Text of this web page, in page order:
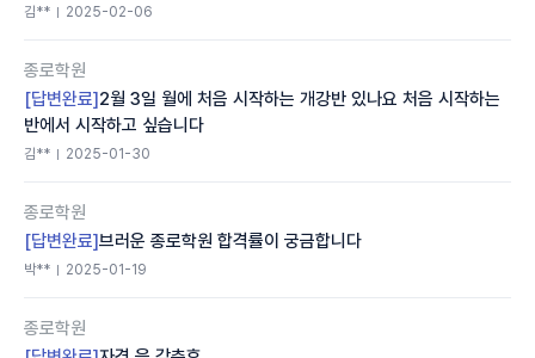
김** 2025-02-06
종로학원
[답변완료] 2월 3일 월에 처음 시작하는 개강반 있나요 처음 시작하는
반에서 시작하고 싶습니다
김** 2025-01-30
종로학원
[답변완료]브러운 종로학원 합격률이 궁금합니다
박** 2025-01-19
종로학원